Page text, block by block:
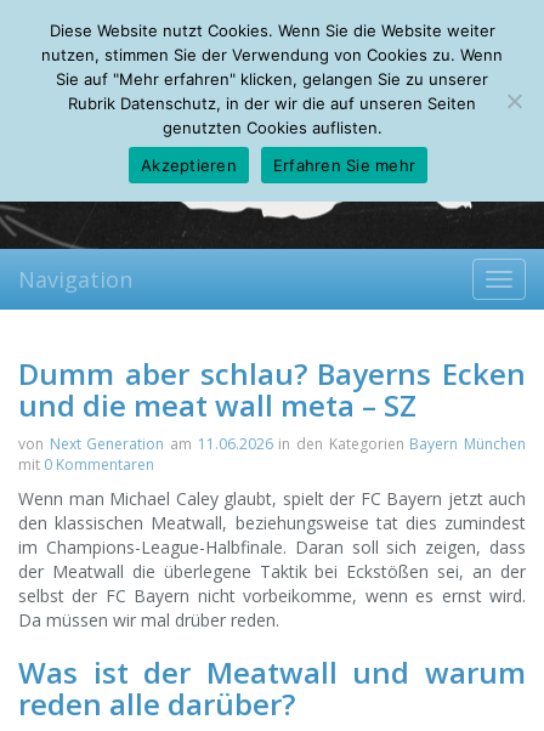
Saturday, 08.08.2026
Mein Account
About Autoren Leseempfehlungen FAQ
Navigation
Dumm aber schlau? Bayerns Ecken
und die meat wall meta – SZ
von Next Generation am 11.06.2026in den Kategorien Bayern München
mit 0 Kommentaren
Wenn man Michael Caley glaubt, spielt der FC Bayern jetzt auch
den klassischen Meatwall, beziehungsweise tat dies zumindest
im Champions-League-Halbfinale. Daran soll sich zeigen, dass
der Meatwall die überlegene Taktik bei Eckstößen sei, an der
selbst der FC Bayern nicht vorbeikomme, wenn es ernst wird.
Da müssen wir mal drüber reden.
Was ist der Meatwall und warum
reden alle darüber?
Diese Website nutzt Cookies. Wenn Sie die Website weiter
nutzen, stimmen Sie der Verwendung von Cookies zu. Wenn
Sie auf "Mehr erfahren" klicken, gelangen Sie zu unserer
Rubrik Datenschutz, in der wir die auf unseren Seiten
genutzten Cookies auflisten.
Akzeptieren
Erfahren Sie mehr